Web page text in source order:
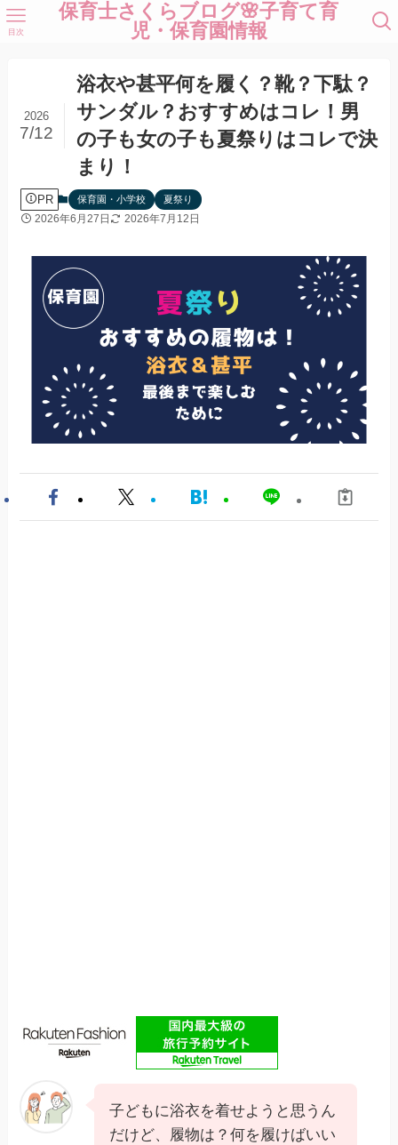
保育士さくらブログ🌸子育て育
児・保育園情報
目次
浴衣や甚平何を履く？靴？下駄？
サンダル？おすすめはコレ！男
の子も女の子も夏祭りはコレで決
まり！
2026
7/12
PR 保育園・小学校 夏祭り
2026年6月27日 2026年7月12日
子どもに浴衣を着せようと思うん
だけど、履物は？何を履けばいい